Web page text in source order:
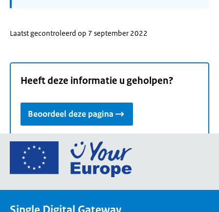
Laatst gecontroleerd op 7 september 2022
Heeft deze informatie u geholpen?
Beoordeel deze pagina
Ga
de